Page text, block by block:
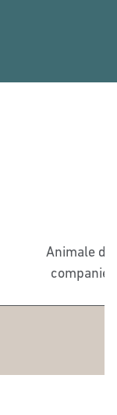
Animale de
companie